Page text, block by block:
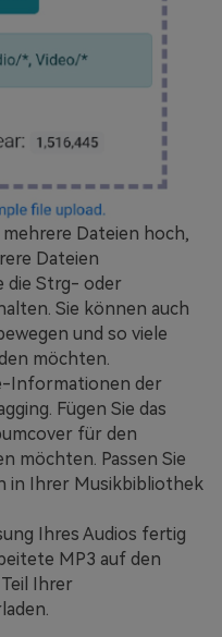
mehrere Dateien hoch,
Dateien
die Strg- oder
Sie können auch
und so viele
möchten.
Informationen der
Fügen Sie das
für den
möchten. Passen Sie
in Ihrer Musikbibliothek
Ihres Audios fertig
MP3 auf den
Ihrer